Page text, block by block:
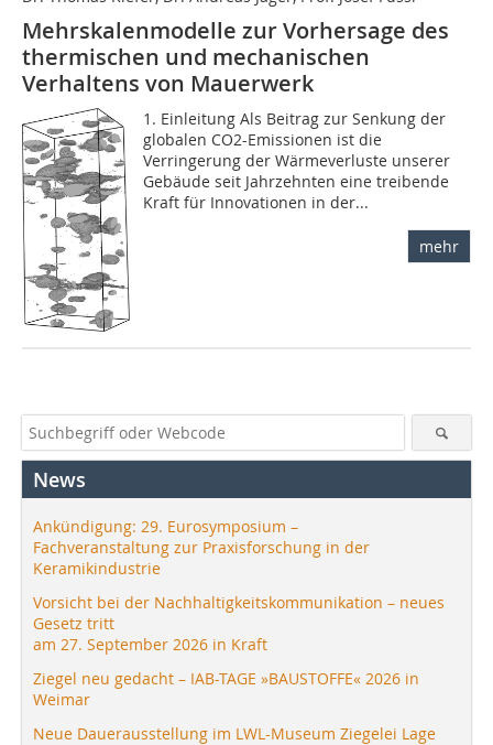
Mehrskalenmodelle zur Vorhersage des
thermischen und mechanischen
Verhaltens von Mauerwerk
1. Einleitung Als Beitrag zur Senkung der
globalen CO2-Emissionen ist die
Verringerung der Wärmeverluste unserer
Gebäude seit Jahrzehnten eine treibende
Kraft für Innovationen in der...
mehr
News
Ankündigung: 29. Eurosymposium –
Fachveranstaltung zur Praxisforschung in der
Keramikindustrie
Vorsicht bei der Nachhaltigkeitskommunikation – neues
Gesetz tritt
am 27. September 2026 in Kraft
Ziegel neu gedacht – IAB-TAGE »BAUSTOFFE« 2026 in
Weimar
Neue Dauerausstellung im LWL-Museum Ziegelei Lage